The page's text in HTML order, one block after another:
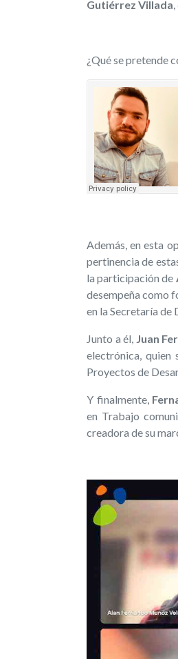
Gutiérrez Villada
¿Qué se pretende
Además, en esta
pertinencia de
la participación de
desempeña como
en la Secretaría
Junto a él, Juan
electrónica, quien
Proyectos de
Y finalmente,
en Trabajo
creadora de su